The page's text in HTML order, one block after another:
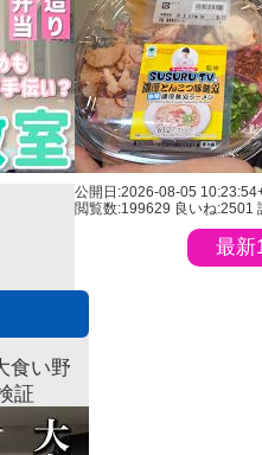
公開日:2026-08-05
閲覧数:199629 良いね:2501
最新
食い野
証